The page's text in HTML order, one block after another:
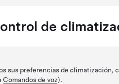
de
sus preferencias de climatización,
Comandos de voz).